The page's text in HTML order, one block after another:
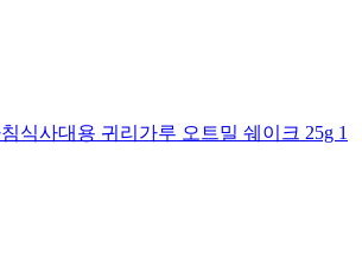
식사대용 귀리가루 오트밀 쉐이크 25g 1